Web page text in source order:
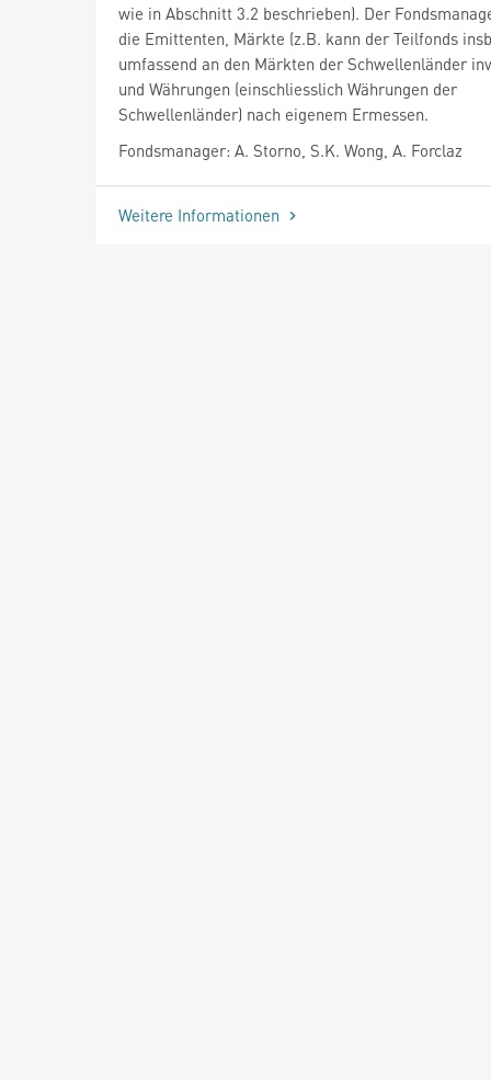
wie in Abschnitt 3.2 beschrieben). Der
die Emittenten, Märkte (z.B. kann der Teilfonds
umfassend an den Märkten der Schwellenländer
und Währungen (einschliesslich Währungen der
Schwellenländer) nach eigenem Ermessen.
Fondsmanager: A. Storno, S.K. Wong, A. Forclaz
Weitere Informationen